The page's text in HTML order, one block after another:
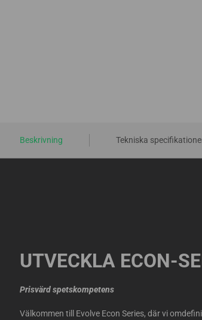
Beskrivning Tekniska
UTVECKLA ECON-
Prisvärd spetskompetens
Välkommen till Evolve Econ Series, där vi